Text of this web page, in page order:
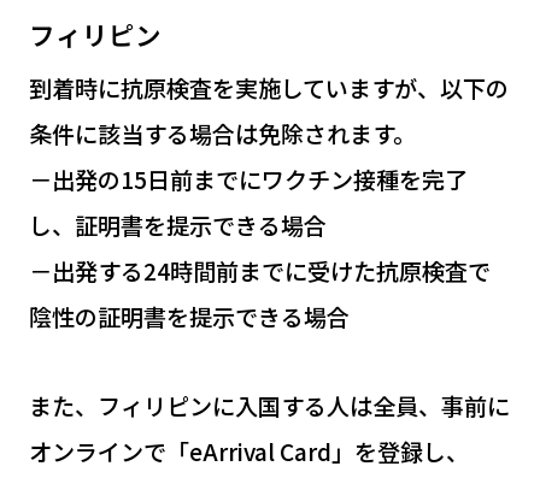
フィリピン
到着時に抗原検査を実施していますが、以下の
条件に該当する場合は免除されます。
－出発の15日前までにワクチン接種を完了
し、証明書を提示できる場合
－出発する24時間前までに受けた抗原検査で
陰性の証明書を提示できる場合
また、フィリピンに入国する人は全員、事前に
オンラインで「eArrival Card」を登録し、